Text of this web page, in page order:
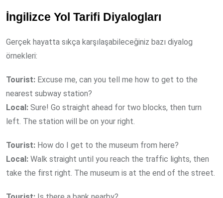
İngilizce Yol Tarifi Diyalogları
Gerçek hayatta sıkça karşılaşabileceğiniz bazı diyalog
örnekleri:
Tourist: Excuse me, can you tell me how to get to the
nearest subway station?
Local: Sure! Go straight ahead for two blocks, then turn
left. The station will be on your right.
Tourist: How do I get to the museum from here?
Local: Walk straight until you reach the traffic lights, then
take the first right. The museum is at the end of the street.